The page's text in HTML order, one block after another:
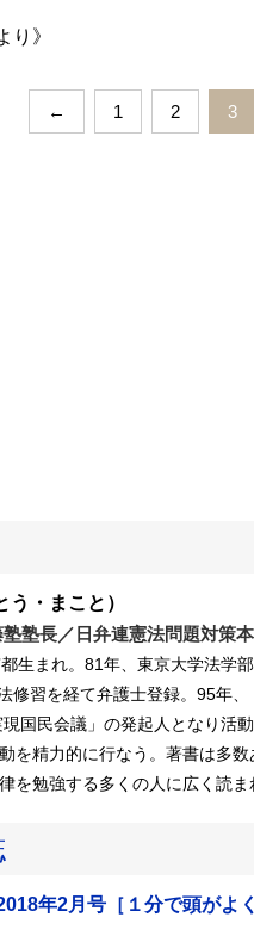
り》
← 1 2 3
う・まこと）
塾長／日弁連憲法問題対策
生まれ。81年、東京大学法学
修習を経て弁護士登録。95年、
国民会議」の発起人となり活
を精力的に行なう。著書は多
を勉強する多くの人に広く読ま
年2月号［１分で頭がよ